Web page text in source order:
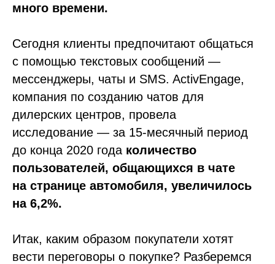
много времени.
Сегодня клиенты предпочитают общаться
с помощью текстовых сообщений —
мессенджеры, чаты и SMS. ActivEngage,
компания по созданию чатов для
дилерских центров, провела
исследование — за 15-месячный период
до конца 2020 года количество
пользователей, общающихся в чате
на странице автомобиля, увеличилось
на 6,2%.
Итак, каким образом покупатели хотят
вести переговоры о покупке? Разберемся